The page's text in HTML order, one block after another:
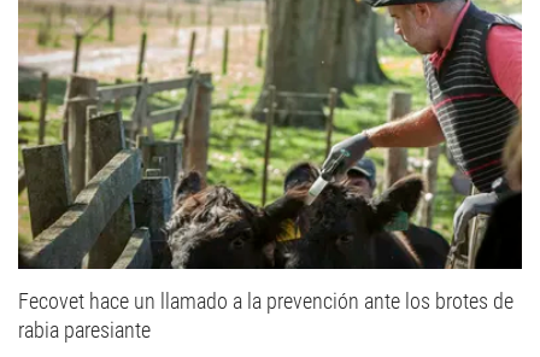
Fecovet hace un llamado a la prevención ante los brotes de
rabia paresiante